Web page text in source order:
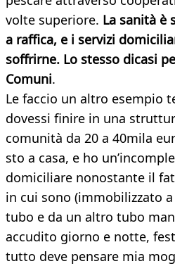
volte superiore. La sanità è
a raffica, e i servizi
soffrirne. Lo stesso dicasi
Comuni.
Le faccio un altro esempio
dovessi finire in una
comunità da 20 a 40mila
sto a casa, e ho
domiciliare nonostante il
in cui sono (immobilizzato
tubo e da un altro tubo
accudito giorno e notte,
tutto deve pensare mia